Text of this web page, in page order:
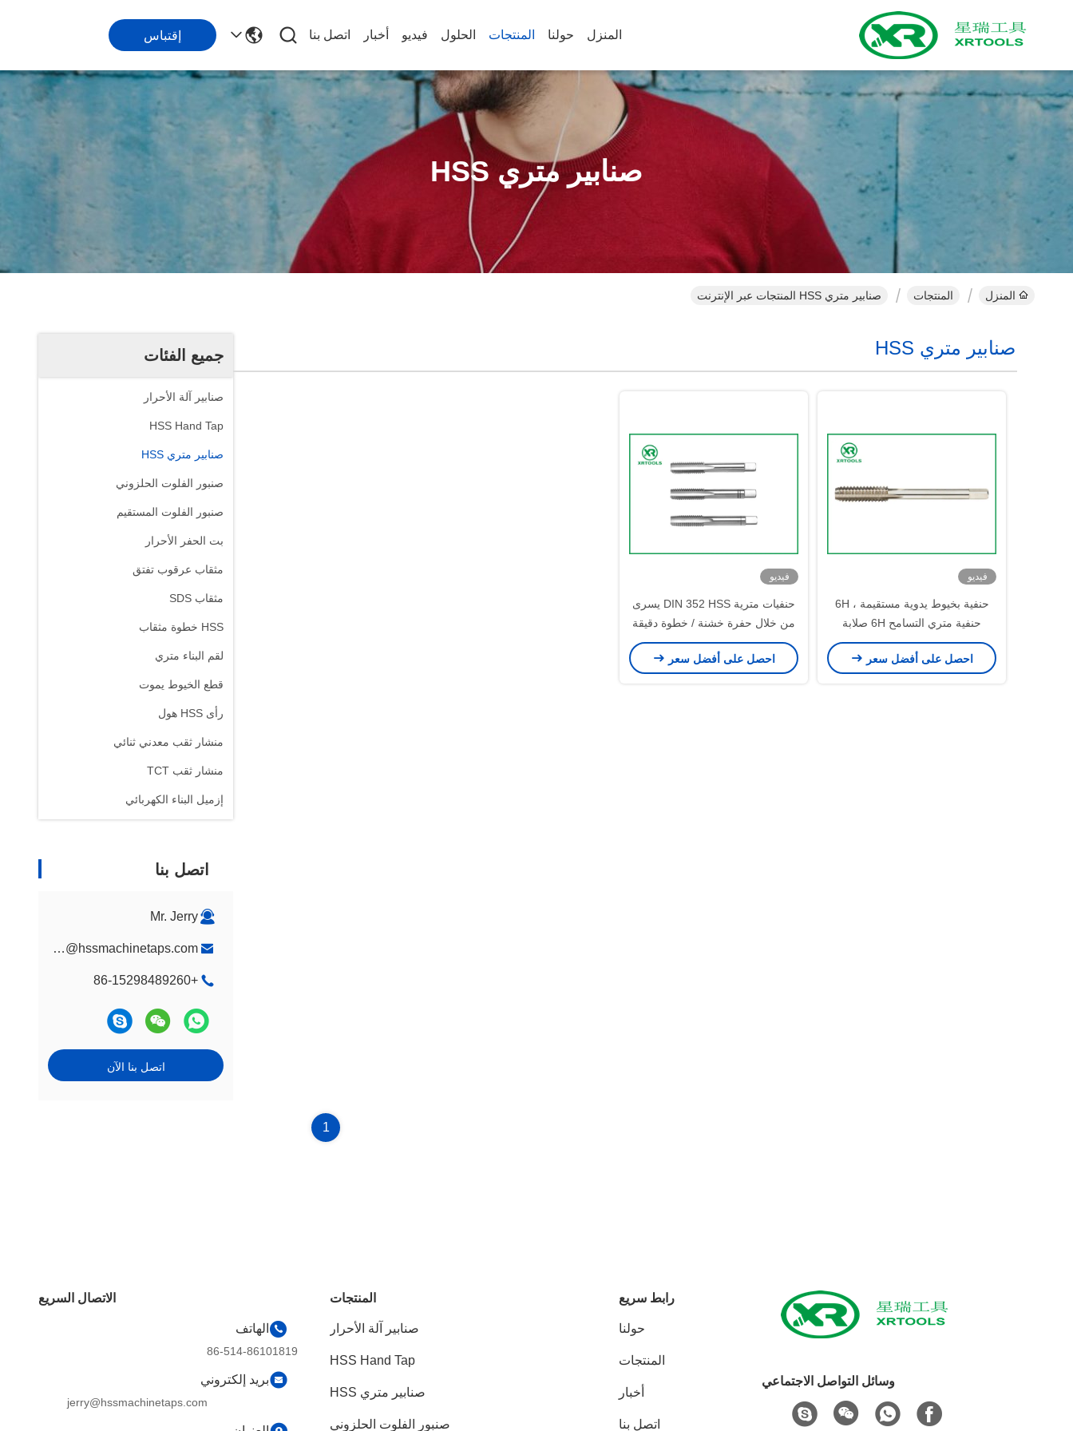
المنزل حولنا المنتجات الحلول فيديو أخبار اتصل بنا إقتباس
صنابير متري HSS
المنزل المنتجات صنابير متري HSS المنتجات عبر الإنترنت
جميع الفئات
صنابير آلة الأحرار
HSS Hand Tap
صنابير متري HSS
صنبور الفلوت الحلزوني
صنبور الفلوت المستقيم
بت الحفر الأحرار
مثقاب عرقوب تفتق
مثقاب SDS
HSS خطوة مثقاب
لقم البناء متري
قطع الخيوط يموت
رأى HSS هول
منشار ثقب معدني ثنائي
منشار ثقب TCT
إزميل البناء الكهربائي
اتصل بنا
Mr. Jerry
jerry@hssmachinetaps.com
+86-15298489260
اتصل بنا الآن
صنابير متري HSS
فيديو
حنفية بخيوط يدوية مستقيمة ، 6H
حنفية متري التسامح 6H صلابة
احصل على أفضل سعر
فيديو
حنفيات مترية DIN 352 HSS يسرى
من خلال حفرة خشنة / خطوة دقيقة
احصل على أفضل سعر
1
وسائل التواصل الاجتماعي
رابط سريع
حولنا
المنتجات
أخبار
اتصل بنا
المنتجات
صنابير آلة الأحرار
HSS Hand Tap
صنابير متري HSS
صنبور الفلوت الحلزوني
الاتصال السريع
الهاتف
86-514-86101819
بريد إلكتروني
jerry@hssmachinetaps.com